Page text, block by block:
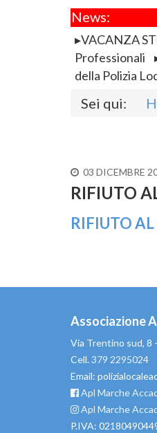
News:
VACANZA
Professionali
della Polizia
Sei qui:
03 DICEMBRE
RIFIUTO
RIFIUTO
Associazione
Via Trentino sud, 8
Cell.379 2295024
Email:
Apl Marche
Apl Marche
P.IVA: